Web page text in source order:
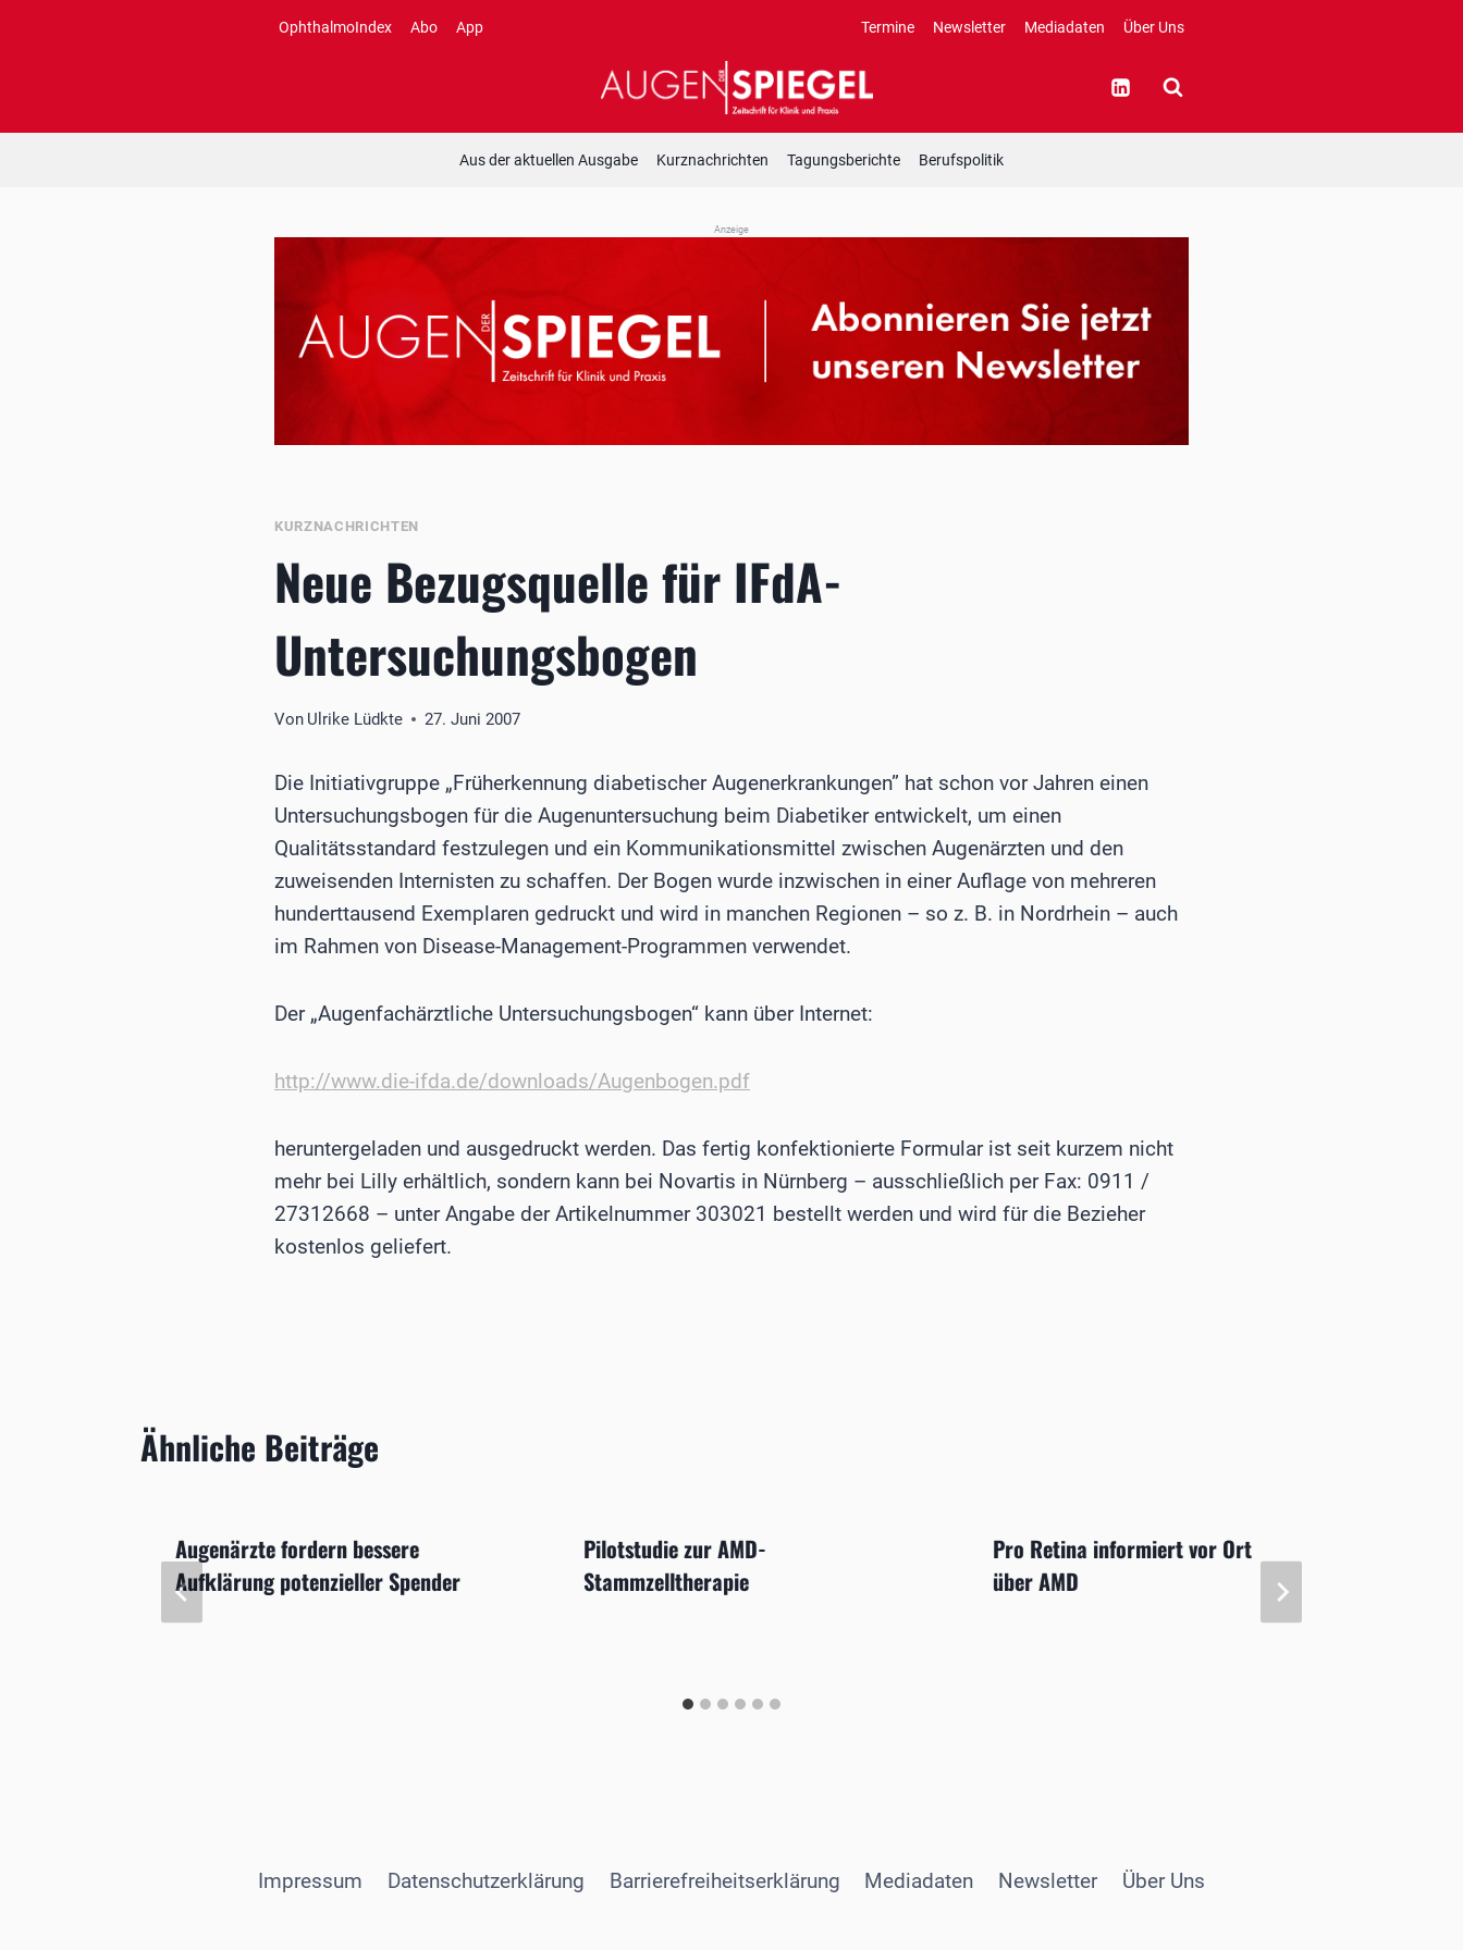
OphthalmoIndex Abo App Termine Newsletter Mediadaten Über Uns
Aus der aktuellen Ausgabe Kurznachrichten Tagungsberichte Berufspolitik
Anzeige
KURZNACHRICHTEN
Neue Bezugsquelle für IFdA-
Untersuchungsbogen
Von Ulrike Lüdkte 27. Juni 2007
Die Initiativgruppe „Früherkennung diabetischer Augenerkrankungen” hat schon vor Jahren einen
Untersuchungsbogen für die Augenuntersuchung beim Diabetiker entwickelt, um einen
Qualitätsstandard festzulegen und ein Kommunikationsmittel zwischen Augenärzten und den
zuweisenden Internisten zu schaffen. Der Bogen wurde inzwischen in einer Auflage von mehreren
hunderttausend Exemplaren gedruckt und wird in manchen Regionen – so z. B. in Nordrhein – auch
im Rahmen von Disease-Management-Programmen verwendet.
Der „Augenfachärztliche Untersuchungsbogen“ kann über Internet:
http://www.die-ifda.de/downloads/Augenbogen.pdf
heruntergeladen und ausgedruckt werden. Das fertig konfektionierte Formular ist seit kurzem nicht
mehr bei Lilly erhältlich, sondern kann bei Novartis in Nürnberg – ausschließlich per Fax: 0911 /
27312668 – unter Angabe der Artikelnummer 303021 bestellt werden und wird für die Bezieher
kostenlos geliefert.
Ähnliche Beiträge
Augenärzte fordern bessere
Aufklärung potenzieller Spender
Pilotstudie zur AMD-
Stammzelltherapie
Pro Retina informiert vor Ort
über AMD
Impressum Datenschutzerklärung Barrierefreiheitserklärung Mediadaten Newsletter Über Uns